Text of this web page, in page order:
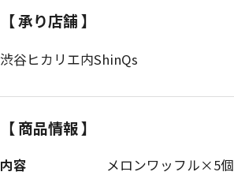
【 承り店舗 】
渋谷ヒカリエ内ShinQs
【 商品情報 】
内容
メロンワッフル×5個